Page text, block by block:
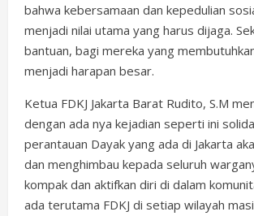
bahwa kebersamaan dan kepedulian
menjadi nilai utama yang harus dijaga.
bantuan, bagi mereka yang
menjadi harapan besar.
Ketua FDKJ Jakarta Barat Rudito, S.M
dengan ada nya kejadian seperti ini
perantauan Dayak yang ada di Jakarta
dan menghimbau kepada seluruh
kompak dan aktifkan diri di dalam
ada terutama FDKJ di setiap wilayah